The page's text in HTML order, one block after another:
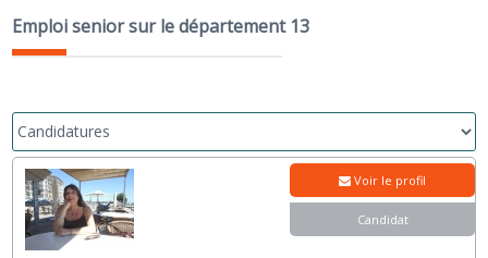
Emploi senior sur le département 13
Voir le profil
Candidat